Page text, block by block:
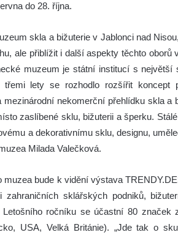
do 28. října.
skla a bižuterie v Jablonci nad
ale přiblížit i další aspekty těchto
muzeum je státní institucí s
lety se rozhodlo rozšířit koncept
nekomerční přehlídku skla a
zaslíbené sklu, bižuterii a šperku.
a dekorativnímu sklu, designu,
Milada Valečková.
muzea bude k vidění výstava
sklářských podniků,
ročníku se účastní 80
USA, Velká Británie). „Jde tak o